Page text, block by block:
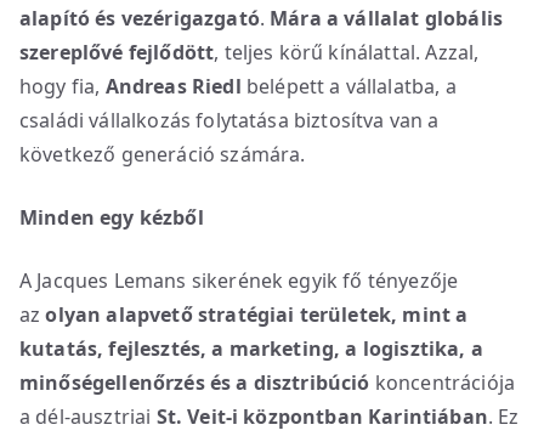
alapító és vezérigazgató. Mára a vállalat globális
szereplővé fejlődött, teljes körű kínálattal. Azzal,
hogy fia, Andreas Riedl belépett a vállalatba, a
családi vállalkozás folytatása biztosítva van a
következő generáció számára.
Minden egy kézből
A Jacques Lemans sikerének egyik fő tényezője
azolyan alapvető stratégiai területek, mint a
kutatás, fejlesztés, a marketing, a logisztika, a
minőségellenőrzés és a disztribúció koncentrációja
a dél-ausztriai St. Veit-i központban Karintiában. Ez